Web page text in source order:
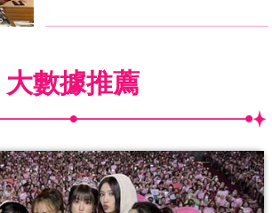
大數據推薦